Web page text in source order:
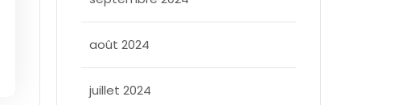
août 2024
juillet 2024